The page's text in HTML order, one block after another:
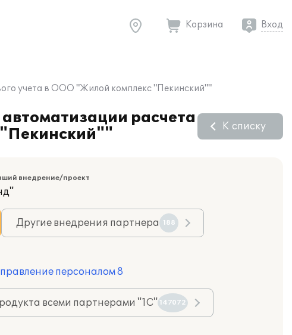
Корзина Вход
учета в ООО "Жилой комплекс "Пекинский""
расчета
"Пекинский""
К списку
внедрение/проект
Другие внедрения партнера 188
персоналом 8
всеми партнерами "1С" 147072